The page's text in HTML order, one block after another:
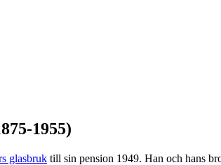
1955)
glasbruk till sin pension 1949. Han och hans